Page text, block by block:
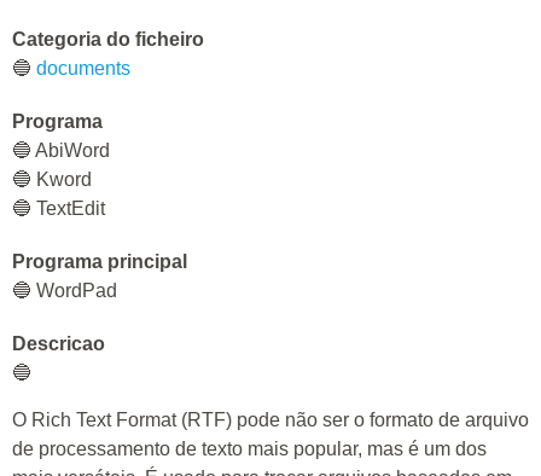
Categoria do ficheiro
🔵 documents
Programa
🔵 AbiWord
🔵 Kword
🔵 TextEdit
Programa principal
🔵 WordPad
Descricao
🔵
O Rich Text Format (RTF) pode não ser o formato de arquivo
de processamento de texto mais popular, mas é um dos